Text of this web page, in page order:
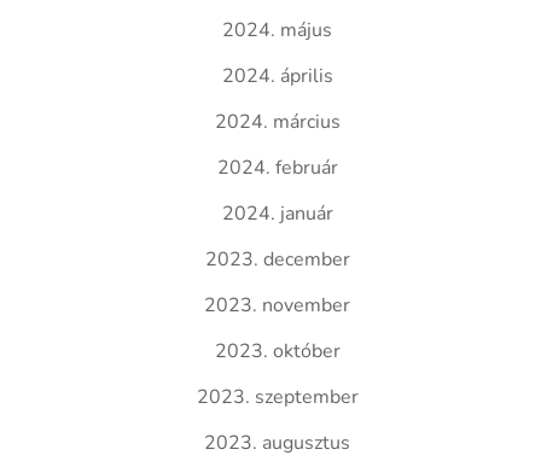
2024. május
2024. április
2024. március
2024. február
2024. január
2023. december
2023. november
2023. október
2023. szeptember
2023. augusztus